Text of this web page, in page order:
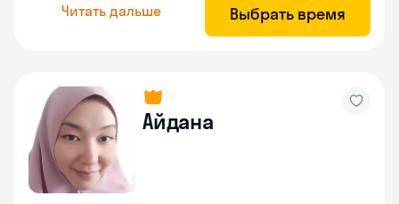
Читать дальше Выбрать время
Айдана